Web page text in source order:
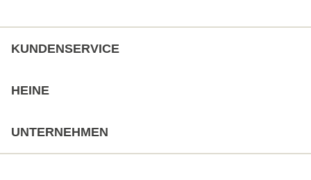
KUNDENSERVICE
HEINE
UNTERNEHMEN